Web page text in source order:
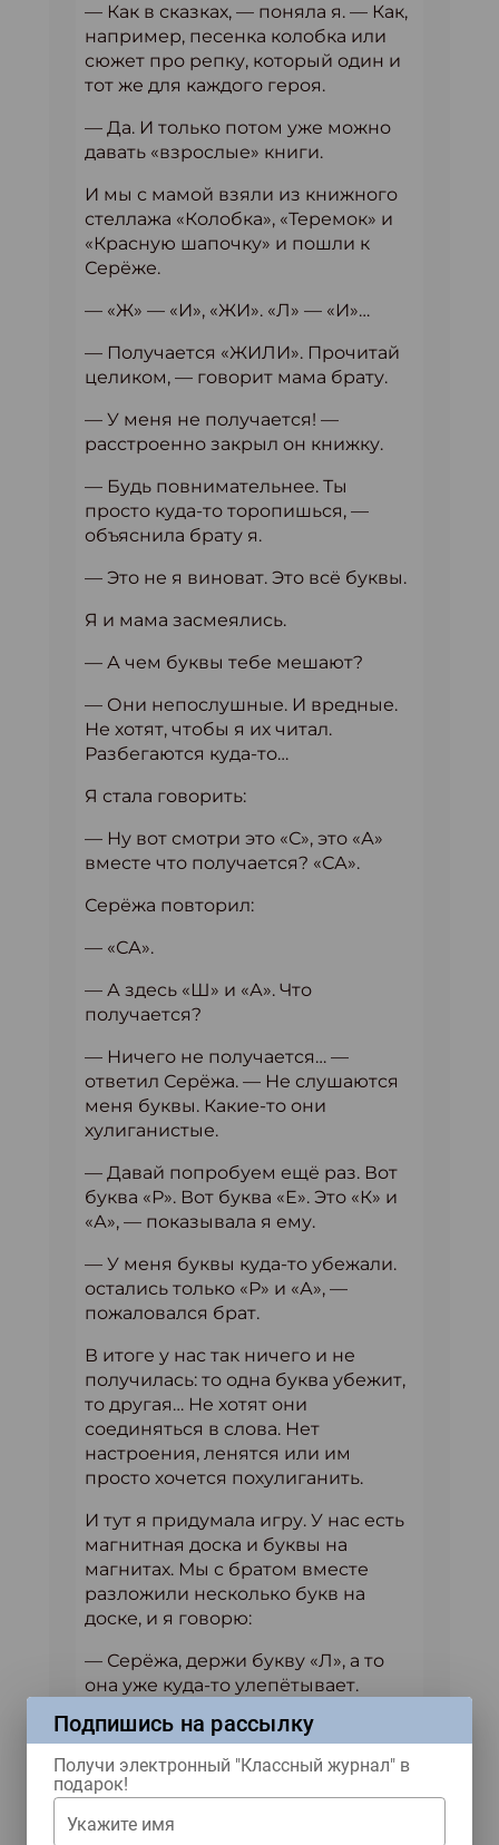
— Как в сказках, — поняла я. — Как,
например, песенка колобка или
сюжет про репку, который один и
тот же для каждого героя.
— Да. И только потом уже можно
давать «взрослые» книги.
И мы с мамой взяли из книжного
стеллажа «Колобка», «Теремок» и
«Красную шапочку» и пошли к
Серёже.
— «Ж» — «И», «ЖИ». «Л» — «И»…
— Получается «ЖИЛИ». Прочитай
целиком, — говорит мама брату.
— У меня не получается! —
расстроенно закрыл он книжку.
— Будь повнимательнее. Ты
просто куда-то торопишься, —
объяснила брату я.
— Это не я виноват. Это всё буквы.
Я и мама засмеялись.
— А чем буквы тебе мешают?
— Они непослушные. И вредные.
Не хотят, чтобы я их читал.
Разбегаются куда-то…
Я стала говорить:
— Ну вот смотри это «С», это «А»
вместе что получается? «СА».
Серёжа повторил:
— «СА».
— А здесь «Ш» и «А». Что
получается?
— Ничего не получается… —
ответил Серёжа. — Не слушаются
меня буквы. Какие-то они
хулиганистые.
— Давай попробуем ещё раз. Вот
буква «Р». Вот буква «Е». Это «К» и
«А», — показывала я ему.
— У меня буквы куда-то убежали.
остались только «Р» и «А», —
пожаловался брат.
В итоге у нас так ничего и не
получилась: то одна буква убежит,
то другая… Не хотят они
соединяться в слова. Нет
настроения, ленятся или им
просто хочется похулиганить.
И тут я придумала игру. У нас есть
магнитная доска и буквы на
магнитах. Мы с братом вместе
разложили несколько букв на
доске, и я говорю:
— Серёжа, держи букву «Л», а то
она уже куда-то улепётывает.
Брат улыбнулся и схватил её
— А это «И». Хватай и её, а то она
балуется! Держи её, двигай к «Л».
Подпишись на рассылку
Получи электронный "Классный журнал" в
подарок!
Укажите имя